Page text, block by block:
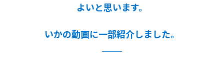
よいと思います。
いかの動画に一部紹介しました。